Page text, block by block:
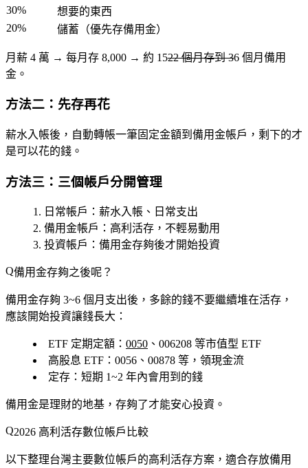
30%
想要的東西
20%
儲蓄（優先存備用金）
月薪 4 萬 → 每月存 8,000 → 約 1522 個月存到 36 個月備用
金。
方法二：先存再花
薪水入帳後， 自動轉帳一筆固定金額到備用金帳戶，剩下的才
是可以花的錢。
方法三：三個帳戶分開管理
日常帳戶 ：薪水入帳、日常支出
備用金帳戶 ：高利活存，不輕易動用
投資帳戶 ：備用金存夠後才開始投資
備用金存夠之後呢？
備用金存夠 3~6 個月支出後，多餘的錢不要繼續堆在活存，
應該開始投資讓錢長大：
ETF 定期定額 ： 0050 、006208 等市值型 ETF
高股息 ETF ：0056、00878 等，領現金流
定存 ：短期 1~2 年內會用到的錢
備用金是理財的地基，存夠了才能安心投資。
2026 高利活存數位帳戶比較
以下整理台灣主要數位帳戶的高利活存方案，適合存放備用